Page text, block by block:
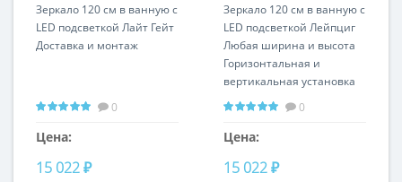
LP50
Зеркало 120 см в ванную с
LED подсветкой Лайт Гейт
Доставка и монтаж
0
Цена:
15 022 ₽
Зеркало 120 см в ванную с
LED подсветкой Лейпциг
Любая ширина и высота
Горизонтальная и
вертикальная установка
0
Цена:
15 022 ₽